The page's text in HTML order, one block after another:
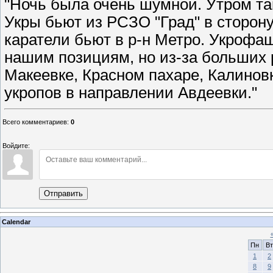
"Ночь была очень шумной. Утром
Укры бьют из РСЗО "Град" в
каратели бьют в р-н Метро.
нашим позициям, но из-за больших
Макеевке, Красном пахаре,
укропов в направлении Авдеевки."
Всего комментариев: 0
Войдите:
Отправить
Calendar
Пн
Вт
1
2
8
9